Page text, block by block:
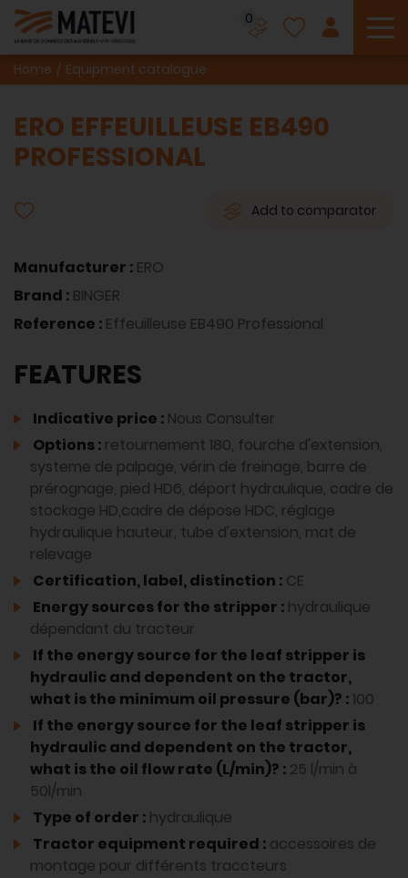
0
Home Equipment catalogue
ERO EFFEUILLEUSE EB490
PROFESSIONAL
Add to comparator
Manufacturer : ERO
Brand : BINGER
Reference : Effeuilleuse EB490 Professional
FEATURES
Indicative price : Nous Consulter
Options : retournement 180, fourche d'extension,
systeme de palpage, vérin de freinage, barre de
prérognage, pied HD6, déport hydraulique, cadre de
stockage HD,cadre de dépose HDC, réglage
hydraulique hauteur, tube d'extension, mat de
relevage
Certification, label, distinction : CE
Energy sources for the stripper : hydraulique
dépendant du tracteur
If the energy source for the leaf stripper is
hydraulic and dependent on the tractor,
what is the minimum oil pressure (bar)? :100
If the energy source for the leaf stripper is
hydraulic and dependent on the tractor,
what is the oil flow rate (L/min)? : 25 l/min à
50l/min
Type of order : hydraulique
Tractor equipment required : accessoires de
montage pour différents traccteurs